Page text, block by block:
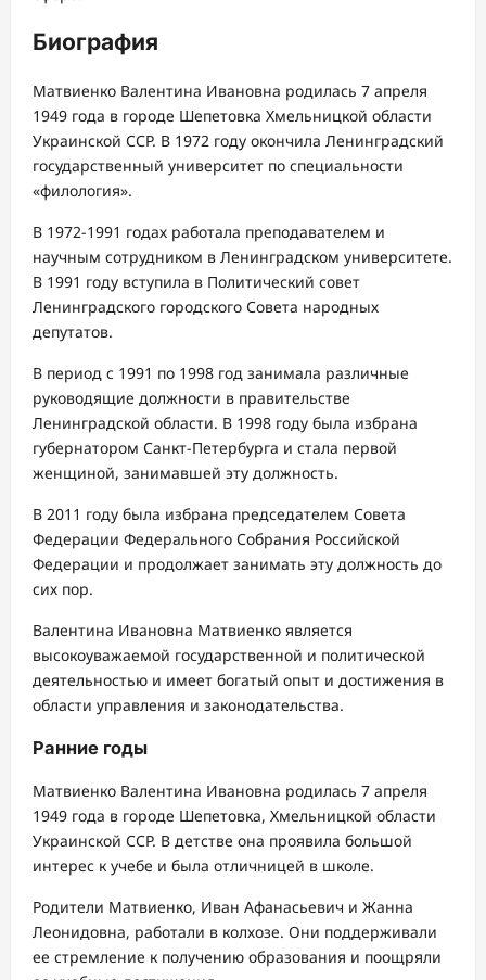
Биография
Матвиенко Валентина Ивановна родилась 7 апреля
1949 года в городе Шепетовка Хмельницкой области
Украинской ССР. В 1972 году окончила Ленинградский
государственный университет по специальности
«филология».
В 1972-1991 годах работала преподавателем и
научным сотрудником в Ленинградском университете.
В 1991 году вступила в Политический совет
Ленинградского городского Совета народных
депутатов.
В период с 1991 по 1998 год занимала различные
руководящие должности в правительстве
Ленинградской области. В 1998 году была избрана
губернатором Санкт-Петербурга и стала первой
женщиной, занимавшей эту должность.
В 2011 году была избрана председателем Совета
Федерации Федерального Собрания Российской
Федерации и продолжает занимать эту должность до
сих пор.
Валентина Ивановна Матвиенко является
высокоуважаемой государственной и политической
деятельностью и имеет богатый опыт и достижения в
области управления и законодательства.
Ранние годы
Матвиенко Валентина Ивановна родилась 7 апреля
1949 года в городе Шепетовка, Хмельницкой области
Украинской ССР. В детстве она проявила большой
интерес к учебе и была отличницей в школе.
Родители Матвиенко, Иван Афанасьевич и Жанна
Леонидовна, работали в колхозе. Они поддерживали
ее стремление к получению образования и поощряли